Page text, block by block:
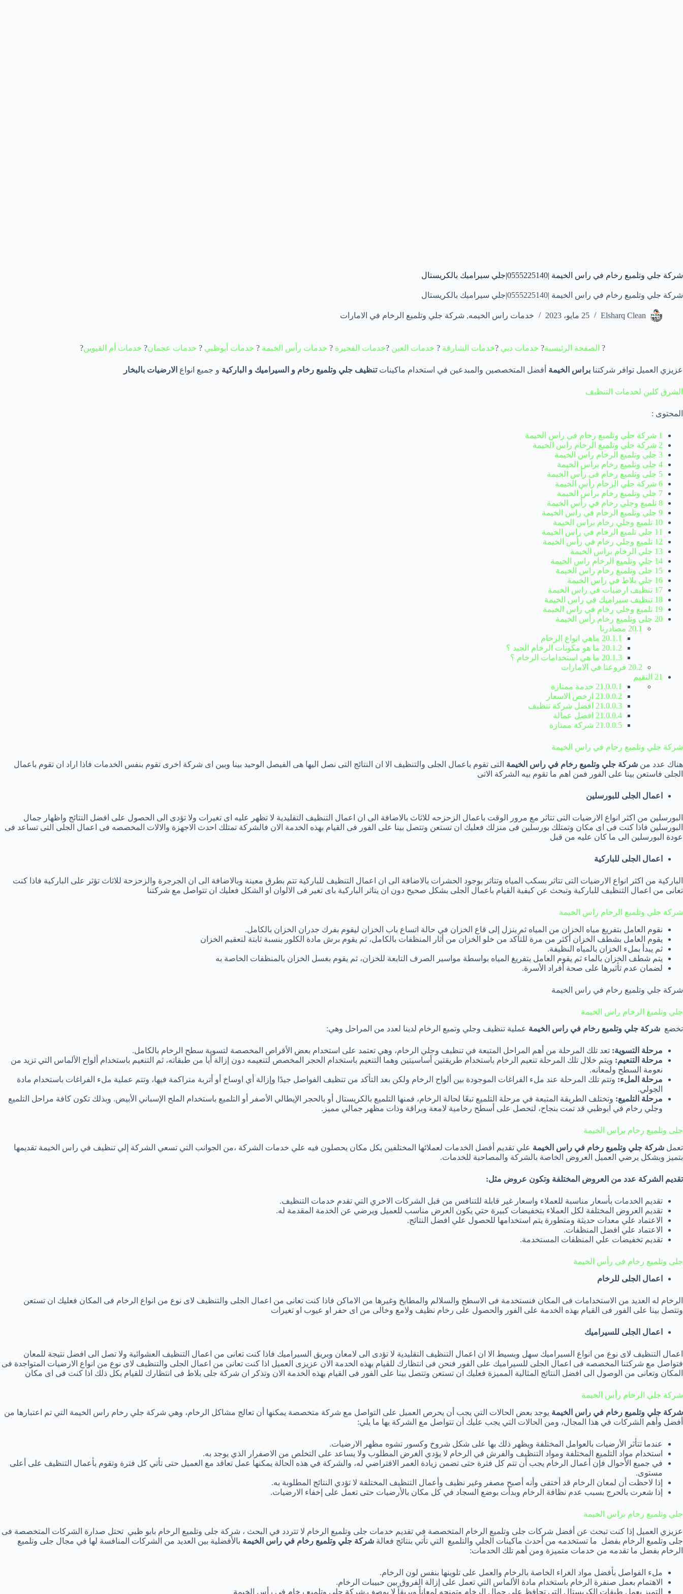
شركة جلي وتلميع رخام في راس الخيمة |0555225140|جلي سيراميك بالكريستال
شركة جلي وتلميع رخام في راس الخيمة |0555225140|جلي سيراميك بالكريستال
Elsharq Clean 25 مايو، 2023 خدمات راس الخيمه, شركة جلي وتلميع الرخام في الامارات
? الصفحة الرئيسية? خدمات دبي ?خدمات الشارقة ? خدمات العين ?خدمات الفجيرة ? خدمات رأس الخيمة ? خدمات أبوظبي ? خدمات عجمان? خدمات أم القيوين?
عزيزي العميل توافر شركتنا براس الخيمة أفضل المتخصصين والمبدعين في استخدام ماكيناتتنظيف جلي وتلميع رخام و السيراميك و الباركية و جميع انواع الارضيات بالبخار
الشرق كلين لخدمات التنظيف
المحتوى :
1 شركة جلي وتلميع رخام في راس الخيمة
2 شركة جلي وتلميع الرخام راس الخيمة
3 جلي وتلميع الرخام راس الخيمة
4 جلى وتلميع رخام براس الخيمة
5 جلى وتلميع رخام فى رأس الخيمة
6 شركة جلي الرخام رأس الخيمة
7 جلي وتلميع رخام براس الخيمة
8 تلميع وجلي رخام في رأس الخيمة
9 جلي وتلميع الرخام في راس الخيمة
10 تلميع وجلي رخام براس الخيمة
11 جلي تلميع الرخام في راس الخيمة
12 تلميع وجلى رخام فى رأس الخيمة
13 جلي الرخام براس الخيمة
14 جلي وتلميع الرخام راس الخيمة
15 جلى وتلميع رخام راس الخيمة
16 جلي بلاط في راس الخيمة
17 تنظيف ارضيات في راس الخيمة
18 تنظيف سيراميك في راس الخيمة
19 تلميع وجلي رخام في راس الخيمة
20 جلى وتلميع رخام رأس الخيمة
20.1 مصادرنا
20.1.1 ماهي انواع الرخام
20.1.2 ما هو مكونات الرخام الجيد ؟
20.1.3 ما هي استخدامات الرخام ؟
20.2 فروعنا في الامارات
21 التقيم
21.0.0.1 خدمة ممتازة
21.0.0.2 ارخص الاسعار
21.0.0.3 افضل شركة تنظيف
21.0.0.4 افضل عمالة
21.0.0.5 شركة ممتازة
شركة جلي وتلميع رخام في راس الخيمة
هناك عدد من شركة جلي وتلميع رخام في راس الخيمة التى تقوم باعمال الجلى والتنظيف الا ان النتائج التى نصل اليها هى الفيصل الوحيد بينا وبين اى شركة اخرى تقوم بنفس الخدمات فاذا اراد ان تقوم باعمال
الجلى فاستعن بينا على الفور فمن اهم ما تقوم بيه الشركة الاتى
اعمال الجلى للبورسلين
البورسلين من اكثر انواع الارضيات التى تتاثر مع مرور الوقت باعمال الزحزحه للاثاث بالاضافة الى ان اعمال التنظيف التقليدية لا تظهر عليه اى تغيرات ولا تؤدى الى الحصول على افضل النتائج واظهار جمال
البورسلين فاذا كنت فى اى مكان وتمتلك بورسلين فى منزلك فعليك ان تستعن وتتصل بينا على الفور فى القيام بهذه الخدمة الان فالشركة تمتلك احدث الاجهزة والالات المخصصه فى اعمال الجلى التى تساعد فى
عودة البورسلين الى ما كان عليه من قبل
اعمال الجلى للباركية
الباركية من اكثر انواع الارضيات التى تتاثر بسكب المياه وتتاثر بوجود الحشرات بالاضافة الى ان اعمال التنظيف للباركية تتم بطرق معينة وبالاضافة الى ان الجرجرة والزحزحة للاثاث تؤثر على الباركية فاذا كنت
تعانى من اعمال التنظيف للباركية وتبحث عن كيفية القيام باعمال الجلى بشكل صحيح دون ان يتاثر الباركية باى تغير فى الالوان او الشكل فعليك ان تتواصل مع شركتنا
شركة جلي وتلميع الرخام راس الخيمة
نقوم العامل بتفريغ مياه الخزان من المياه ثم ينزل إلى قاع الخزان في حالة اتساع باب الخزان ليقوم بفرك جدران الخزان بالكامل.
يقوم العامل بشطف الخزان أكثر من مرة للتأكد من خلو الخزان من أثار المنظفات بالكامل، ثم يقوم برش مادة الكلور بنسبة ثابتة لتعقيم الخزان
ثم يبدأ بملء الخزان بالمياه النظيفة.
يتم شطف الخزان بالماء ثم يقوم العامل بتفريغ المياه بواسطة مواسير الصرف التابعة للخزان، ثم يقوم بغسل الخزان بالمنظفات الخاصة به
لضمان عدم تأثيرها على صحة أفراد الأسرة.
شركة جلي وتلميع رخام في راس الخيمة
جلي وتلميع الرخام راس الخيمة
تخضع شركة جلي وتلميع رخام في راس الخيمة عملية تنظيف وجلي وتميع الرخام لدينا لعدد من المراحل وهي:
مرحلة التسوية: تعد تلك المرحلة من أهم المراحل المتبعة في تنظيف وجلي الرخام، وهي تعتمد على استخدام بعض الأقراص المخصصة لتسوية سطح الرخام بالكامل.
مرحلة التنعيم: ويتم خلال تلك المرحلة تنعيم الرخام باستخدام طريقتين أساسيتين وهما التنعيم باستخدام الحجر المخصص لتنعيمه دون إزالة أيا من طبقاته، ثم التنعيم باستخدام ألواح الألماس التي تزيد من
نعومة السطح ولمعانه.
مرحلة الملء: وتتم تلك المرحلة عند ملء الفراغات الموجودة بين ألواح الرخام ولكن بعد التأكد من تنظيف الفواصل جيدًا وإزالة أي اوساخ أو أتربة متراكمة فيها، وتتم عملية ملء الفراغات باستخدام مادة
الجولي.
مرحلة التلميع: وتختلف الطريقة المتبعة في مرحلة التلميع تبعًا لحالة الرخام، فمنها التلميع بالكريستال أو بالحجر الإيطالي الأصفر أو التلميع باستخدام الملح الإسباني الأبيض. وبذلك تكون كافة مراحل التلميع
وجلي رخام في ابوظبي قد تمت بنجاح، لتحصل على أسطح رخامية لامعة وبراقة وذات مظهر جمالي مميز.
جلى وتلميع رخام براس الخيمة
تعمل شركة جلي وتلميع رخام في راس الخيمة علي تقديم أفضل الخدمات لعملائها المختلفين بكل مكان يحصلون فيه علي خدمات الشركة ،من الجوانب التي تسعي الشركة إلي تنظيف في راس الخيمة تقديمها
بتميز وبشكل يرضي العميل العروض الخاصة بالشركة والمصاحبة للخدمات.
تقديم الشركة عدد من العروض المختلفة وتكون عروض مثل:
تقديم الخدمات بأسعار مناسبة للعملاء واسعار غير قابلة للتنافس من قبل الشركات الاخري التي تقدم خدمات التنظيف.
تقديم العروض المختلفة لكل العملاء بتخفيضات كبيرة حتي يكون العرض مناسب للعميل ويرضي عن الخدمة المقدمة له.
الاعتماد علي معدات حديثة ومتطورة يتم استخدامها للحصول علي افضل النتائج.
الاعتماد علي افضل المنظفات.
تقديم تخفيضات علي المنظفات المستخدمة.
جلى وتلميع رخام فى رأس الخيمة
اعمال الجلى للرخام
الرخام له العديد من الاستخدامات فى المكان فنستخدمة فى الاسطح والسلالم والمطابخ وغيرها من الاماكن فاذا كنت تعانى من اعمال الجلى والتنظيف لاى نوع من انواع الرخام فى المكان فعليك ان تستعن
وتتصل بينا على الفور فى القيام بهذه الخدمة على الفور والحصول على رخام نظيف ولامع وخالى من اى حفر او عيوب او تغيرات
اعمال الجلى للسيراميك
اعمال التنظيف لاى نوع من انواع السيراميك سهل وبسيط الا ان اعمال التنظيف التقليدية لا تؤدى الى لامعان وبريق السيراميك فاذا كنت تعانى من اعمال التنظيف العشوائية ولا تصل الى افضل نتيجة للمعان
فتواصل مع شركتنا المخصصه فى اعمال الجلى للسيراميك على الفور فنحن فى انتظارك للقيام بهذه الخدمة الان عزيزى العميل اذا كنت تعانى من اعمال الجلى والتنظيف لاى نوع من انواع الارضيات المتواجدة فى
المكان وتعانى من الوصول الى افضل النتائج المثالية المميزة فعليك ان تستعن وتتصل بينا على الفور فى القيام بهذه الخدمة الان وتذكر ان شركة جلى بلاط فى انتظارك للقيام بكل ذلك اذا كنت فى اى مكان
شركة جلي الرخام رأس الخيمة
شركة جلي وتلميع رخام في راس الخيمة يوجد بعض الحالات التي يجب أن يحرص العميل على التواصل مع شركة متخصصة يمكنها أن تعالج مشاكل الرخام، وهي شركة جلي رخام راس الخيمة التي تم اعتبارها من
أفضل وأهم الشركات في هذا المجال، ومن الحالات التي يجب عليك أن تتواصل مع الشركة بها ما يلي:
عندما تتأثر الأرضيات بالعوامل المختلفة ويظهر ذلك بها على شكل شروخ وكسور تشوه مظهر الارضيات.
استخدام مواد التلميع المختلفة ومواد التنظيف والفرش في الرخام لا يؤدي الغرض المطلوب ولا يساعد على التخلص من الاصفرار الذي يوجد به.
في جميع الأحوال فإن أعمال الرخام يجب أن تتم كل فترة حتى تضمن زيادة العمر الافتراضي له، والشركة في هذه الحالة يمكنها عمل تعاقد مع العميل حتى تأتي كل فترة وتقوم بأعمال التنظيف على أعلى
مستوى.
إذا لاحظت أن لمعان الرخام قد أختفى وأنه أصبح مصفر وغير نظيف وأعمال التنظيف المختلفة لا تؤدي النتائج المطلوبة به.
إذا شعرت بالحرج بسبب عدم نظافة الرخام وبدأت بوضع السجاد في كل مكان بالأرضيات حتى تعمل على إخفاء الارضيات.
جلي وتلميع رخام براس الخيمة
عزيزي العميل إذا كنت تبحث عن أفضل شركات جلى وتلميع الرخام المتخصصة في تقديم خدمات جلى وتلميع الرخام لا تتردد في البحث ، شركة جلى وتلميع الرخام بابو ظبي تحتل صدارة الشركات المتخصصة فى
جلى وتلميع الرخام بفضل ما تستخدمه من أحدث ماكينات الجلي والتلميع التي تأتي بنتائج فعالة شركة جلي وتلميع رخام في راس الخيمة بالأفضلية بين العديد من الشركات المنافسة لها في مجال جلى وتلميع
الرخام بفضل ما تقدمه من خدمات متميزة ومن أهم تلك الخدمات:
ملء الفواصل بأفضل مواد الغراء الخاصة بالرخام والعمل على تلوينها بنفس لون الرخام.
الاهتمام بعمل صنفرة الرخام باستخدام مادة الألماس التي تعمل على إزالة الفروق بين حبيبات الرخام.
التميز بعمل طبقات الكريستال التي تحافظ على جمال الرخام وتمنحه لمعاناً وبريقاً لا يوصف.شركة جلى وتلميع رخام فى رأس الخيمة